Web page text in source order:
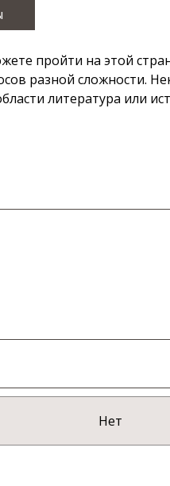
пройти на этой
разной сложности.
литература или
Нет